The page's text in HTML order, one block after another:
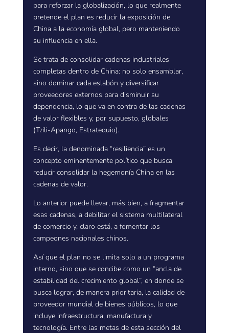
para reforzar la globalización, lo que realmente
pretende el plan es reducir la exposición de
China a la economía global, pero manteniendo
su influencia en ella.
Se trata de consolidar cadenas industriales
completas dentro de China: no solo ensamblar,
sino dominar cada eslabón y diversificar
proveedores externos para disminuir su
dependencia, lo que va en contra de las cadenas
de valor flexibles y, por supuesto, globales
(Tzili-Apango, Estratequio).
Es decir, la denominada “resiliencia” es un
concepto eminentemente político que busca
reducir consolidar la hegemonía China en las
cadenas de valor.
Lo anterior puede llevar, más bien, a fragmentar
esas cadenas, a debilitar el sistema multilateral
de comercio y, claro está, a fomentar los
campeones nacionales chinos.
Así que el plan no se limita solo a un programa
interno, sino que se concibe como un “ancla de
estabilidad del crecimiento global”, en donde se
busca lograr, de manera prioritaria, la calidad de
proveedor mundial de bienes públicos, lo que
incluye infraestructura, manufactura y
tecnología. Entre las metas de esta sección del